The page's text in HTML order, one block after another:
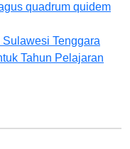
quadrum quidem
Tenggara
Tahun Pelajaran